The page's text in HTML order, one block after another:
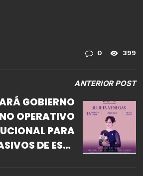
0 399
ANTERIOR POST
GOBIERNO
OPERATIVO
PARA
DE ESTE